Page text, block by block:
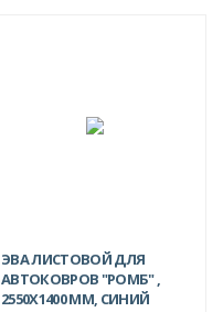
ЭВА ЛИСТОВОЙ ДЛЯ
АВТОКОВРОВ "РОМБ" ,
2550Х1400 ММ, СИНИЙ